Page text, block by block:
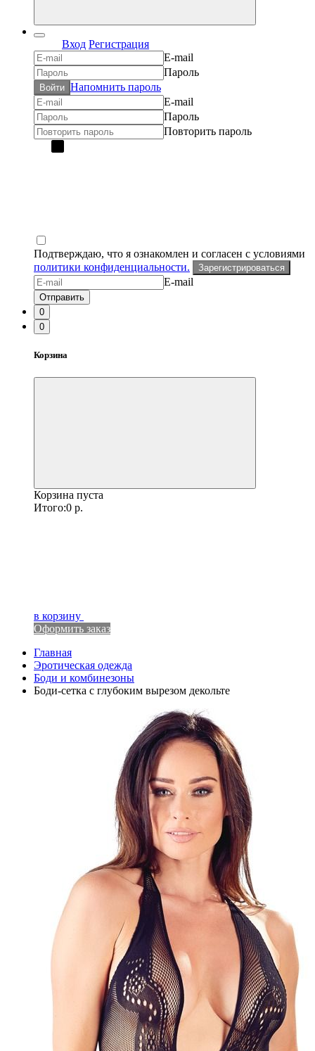
Вход Регистрация
E-mail
Пароль
Войти Напомнить пароль
E-mail
Пароль
Повторить пароль
Подтверждаю, что я ознакомлен и согласен с условиями
политики конфиденциальности.
Зарегистрироваться
E-mail
Отправить
0
0
Корзина
Корзина пуста
Итого:0 р.
в корзину
Оформить заказ
Главная
Эротическая одежда
Боди и комбинезоны
Боди-сетка с глубоким вырезом декольте